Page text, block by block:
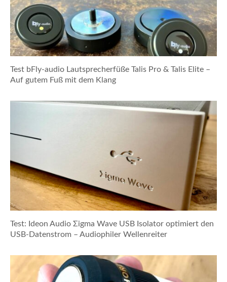
Test bFly-audio Lautsprecherfüße Talis Pro & Talis Elite –
Auf gutem Fuß mit dem Klang
Test: Ideon Audio Σigma Wave USB Isolator optimiert den
USB-Datenstrom – Audiophiler Wellenreiter